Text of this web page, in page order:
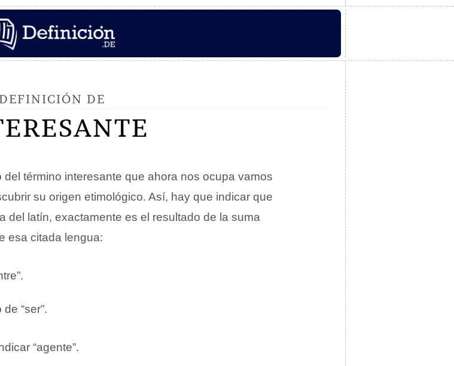
DE
término interesante que ahora nos ocupa vamos
su origen etimológico. Así, hay que indicar que
del latín, exactamente es el resultado de la suma
esa citada lengua:
“ser”.
“agente”.